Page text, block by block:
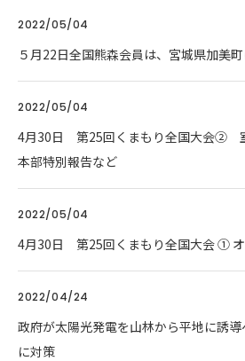
2022/05/04
５月22日全国熊森会員は、宮城県加美
2022/05/04
4月30日 第25回くまもり全国大会②
本部特別報告など
2022/05/04
4月30日 第25回くまもり全国大会 ①
2022/04/24
政府が太陽光発電を山林から平地に誘
に対策